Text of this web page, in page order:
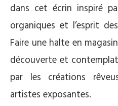
dans cet écrin inspiré
organiques et l’esprit
Faire une halte en
découverte et
par les créations
artistes exposantes.